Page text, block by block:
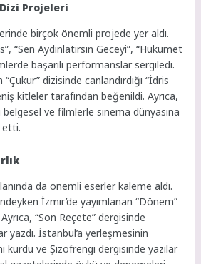
Projeleri
birçok önemli projede yer aldı.
“Sen Aydınlatırsın Geceyi”, “Hükümet
başarılı performanslar sergiledi.
dizisinde canlandırdığı “İdris
kitleler tarafından beğenildi. Ayrıca,
ve filmlerle sinema dünyasına
etti.
da önemli eserler kaleme aldı.
İzmir’de yayımlanan “Dönem”
“Son Reçete” dergisinde
yazdı. İstanbul’a yerleşmesinin
kurdu ve Şizofrengi dergisinde yazılar